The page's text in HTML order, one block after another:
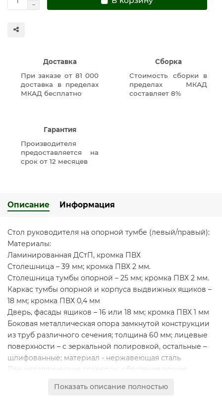
Доставка
При заказе от 81 000
доставка в пределах
МКАД бесплатно
Сборка
Стоимость сборки в
пределах МКАД
составляет 8%
Гарантия
Производителя
предоставляется на
срок от 12 месяцев
Описание Информация
Стол руководителя на опорной тумбе (левый/правый):
Материалы:
Ламинированная ДСтП, кромка ПВХ
Столешница – 39 мм; кромка ПВХ 2 мм.
Столешница тумбы опорной – 25 мм; кромка ПВХ 2 мм.
Каркас тумбы опорной и корпуса выдвижных ящиков –
18 мм; кромка ПВХ 0,4 мм
Дверь, фасады ящиков – 16 или 18 мм; кромка ПВХ 1 мм
Боковая металлическая опора замкнутой конструкции
из труб различного сечения; толщина 60 мм; лицевые
поверхности – с зеркальной полировкой, остальные –
шлифованные; материал - нержавеющая сталь
Две металлические траверсы, обеспечивающие
шлифованная нержавеющая сталь
Показать описание полностью